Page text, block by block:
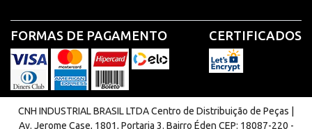
FORMAS DE PAGAMENTO CERTIFICADOS
CNH INDUSTRIAL BRASIL LTDA Centro de Distribuição de Peças |
Av. Jerome Case, 1801, Portaria 3. Bairro Éden CEP: 18087-220 -